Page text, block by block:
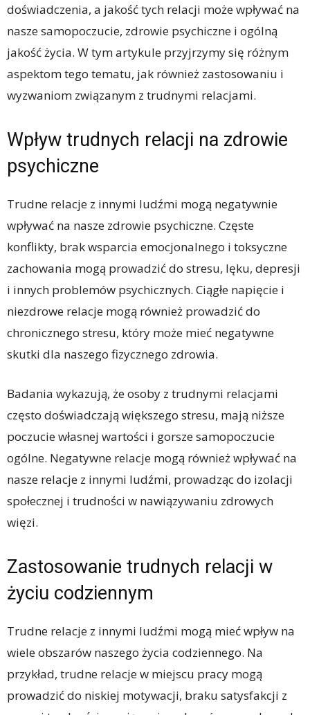
doświadczenia, a jakość tych relacji może wpływać na
nasze samopoczucie, zdrowie psychiczne i ogólną
jakość życia. W tym artykule przyjrzymy się różnym
aspektom tego tematu, jak również zastosowaniu i
wyzwaniom związanym z trudnymi relacjami.
Wpływ trudnych relacji na zdrowie
psychiczne
Trudne relacje z innymi ludźmi mogą negatywnie
wpływać na nasze zdrowie psychiczne. Częste
konflikty, brak wsparcia emocjonalnego i toksyczne
zachowania mogą prowadzić do stresu, lęku, depresji
i innych problemów psychicznych. Ciągłe napięcie i
niezdrowe relacje mogą również prowadzić do
chronicznego stresu, który może mieć negatywne
skutki dla naszego fizycznego zdrowia.
Badania wykazują, że osoby z trudnymi relacjami
często doświadczają większego stresu, mają niższe
poczucie własnej wartości i gorsze samopoczucie
ogólne. Negatywne relacje mogą również wpływać na
nasze relacje z innymi ludźmi, prowadząc do izolacji
społecznej i trudności w nawiązywaniu zdrowych
więzi.
Zastosowanie trudnych relacji w
życiu codziennym
Trudne relacje z innymi ludźmi mogą mieć wpływ na
wiele obszarów naszego życia codziennego. Na
przykład, trudne relacje w miejscu pracy mogą
prowadzić do niskiej motywacji, braku satysfakcji z